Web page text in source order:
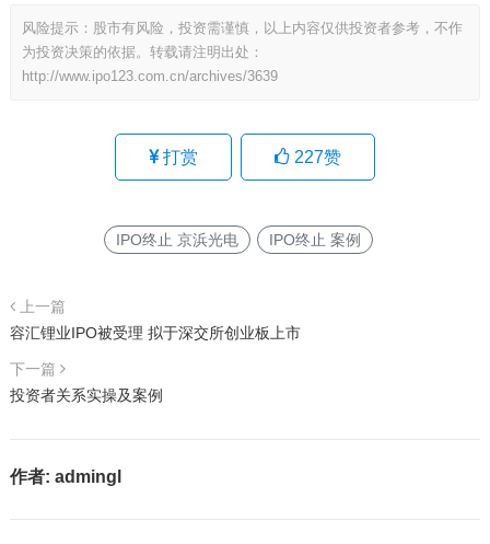
风险提示：股市有风险，投资需谨慎，以上内容仅供投资者参考，不作
为投资决策的依据。转载请注明出处：
http://www.ipo123.com.cn/archives/3639
打赏 227赞
IPO终止 京浜光电 IPO终止 案例
上一篇
容汇锂业IPO被受理 拟于深交所创业板上市
下一篇
投资者关系实操及案例
作者: admingl